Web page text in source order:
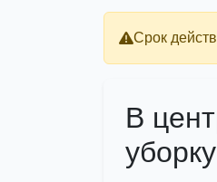
Срок
В
уборку